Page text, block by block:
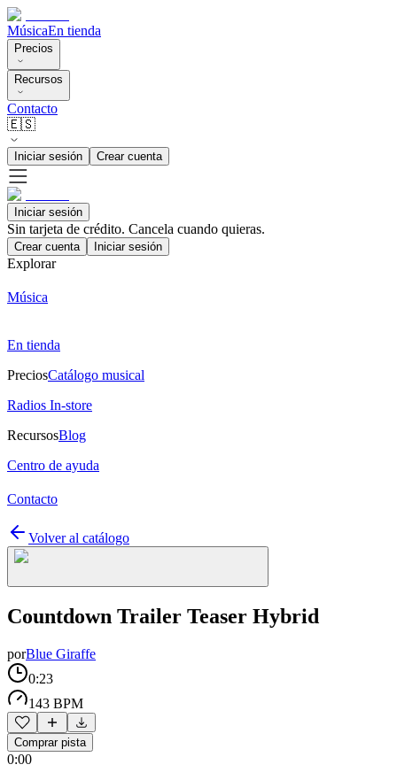
MúsicaEn tienda
Precios
Recursos
Contacto
🇪🇸
Iniciar sesión Crear cuenta
Iniciar sesión
Sin tarjeta de crédito. Cancela cuando quieras.
Crear cuenta Iniciar sesión
Explorar
Música
En tienda
PreciosCatálogo musical
Radios In-store
RecursosBlog
Centro de ayuda
Contacto
Volver al catálogo
Countdown Trailer Teaser Hybrid
porBlue Giraffe
0:23
143 BPM
Comprar pista
0:00